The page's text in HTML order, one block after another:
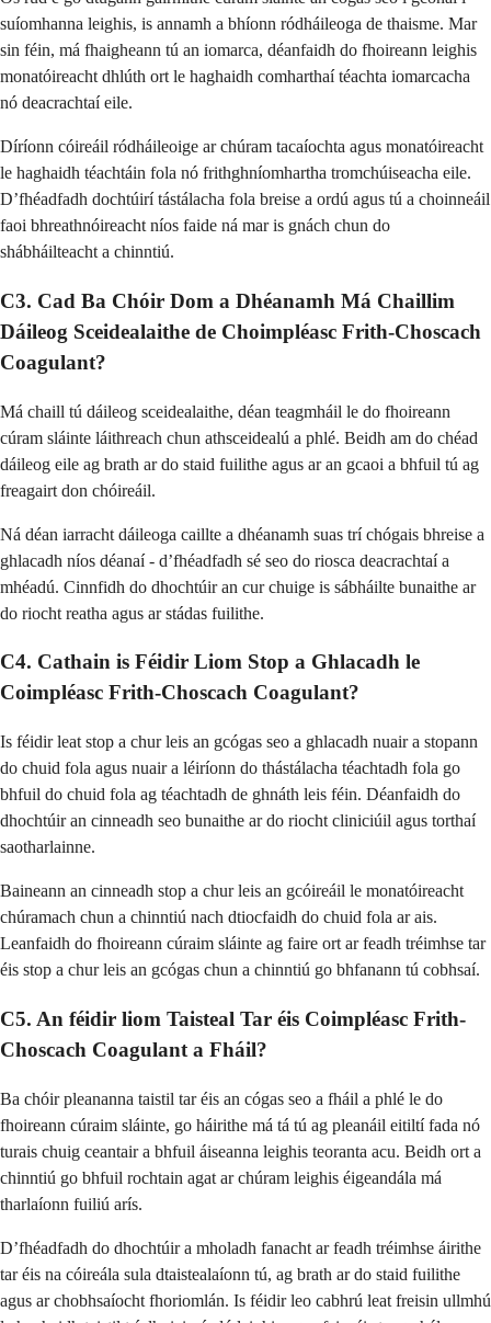
suíomhanna leighis, is annamh a bhíonn ródháileoga de thaisme. Mar
sin féin, má fhaigheann tú an iomarca, déanfaidh do fhoireann leighis
monatóireacht dhlúth ort le haghaidh comharthaí téachta iomarcacha
nó deacrachtaí eile.
Díríonn cóireáil ródháileoige ar chúram tacaíochta agus monatóireacht
le haghaidh téachtáin fola nó frithghníomhartha tromchúiseacha eile.
D’fhéadfadh dochtúirí tástálacha fola breise a ordú agus tú a choinneáil
faoi bhreathnóireacht níos faide ná mar is gnách chun do
shábháilteacht a chinntiú.
C3. Cad Ba Chóir Dom a Dhéanamh Má Chaillim
Dáileog Sceidealaithe de Choimpléasc Frith-Choscach
Coagulant?
Má chaill tú dáileog sceidealaithe, déan teagmháil le do fhoireann
cúram sláinte láithreach chun athsceidealú a phlé. Beidh am do chéad
dáileog eile ag brath ar do staid fuilithe agus ar an gcaoi a bhfuil tú ag
freagairt don chóireáil.
Ná déan iarracht dáileoga caillte a dhéanamh suas trí chógais bhreise a
ghlacadh níos déanaí - d’fhéadfadh sé seo do riosca deacrachtaí a
mhéadú. Cinnfidh do dhochtúir an cur chuige is sábháilte bunaithe ar
do riocht reatha agus ar stádas fuilithe.
C4. Cathain is Féidir Liom Stop a Ghlacadh le
Coimpléasc Frith-Choscach Coagulant?
Is féidir leat stop a chur leis an gcógas seo a ghlacadh nuair a stopann
do chuid fola agus nuair a léiríonn do thástálacha téachtadh fola go
bhfuil do chuid fola ag téachtadh de ghnáth leis féin. Déanfaidh do
dhochtúir an cinneadh seo bunaithe ar do riocht cliniciúil agus torthaí
saotharlainne.
Baineann an cinneadh stop a chur leis an gcóireáil le monatóireacht
chúramach chun a chinntiú nach dtiocfaidh do chuid fola ar ais.
Leanfaidh do fhoireann cúraim sláinte ag faire ort ar feadh tréimhse tar
éis stop a chur leis an gcógas chun a chinntiú go bhfanann tú cobhsaí.
C5. An féidir liom Taisteal Tar éis Coimpléasc Frith-
Choscach Coagulant a Fháil?
Ba chóir pleananna taistil tar éis an cógas seo a fháil a phlé le do
fhoireann cúraim sláinte, go háirithe má tá tú ag pleanáil eitiltí fada nó
turais chuig ceantair a bhfuil áiseanna leighis teoranta acu. Beidh ort a
chinntiú go bhfuil rochtain agat ar chúram leighis éigeandála má
tharlaíonn fuiliú arís.
D’fhéadfadh do dhochtúir a mholadh fanacht ar feadh tréimhse áirithe
tar éis na cóireála sula dtaistealaíonn tú, ag brath ar do staid fuilithe
agus ar chobhsaíocht fhoriomlán. Is féidir leo cabhrú leat freisin ullmhú